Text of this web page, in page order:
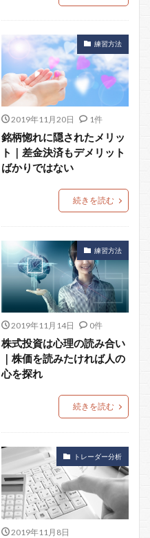
練習方法
2019年11月20日 1件
銘柄惚れに隠されたメリッ
ト｜差金決済もデメリット
ばかりではない
続きを読む
練習方法
2019年11月14日 0件
株式投資は心理の読み合い
｜株価を読みたければ人の
心を探れ
続きを読む
トレーダー分析
2019年11月8日